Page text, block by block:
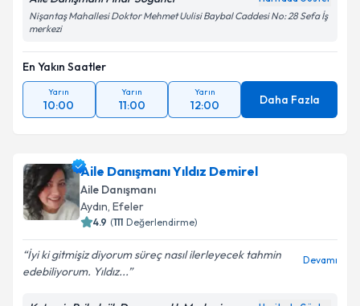
Aile Danışmanı Pınar Soğancı
Nişantaş Mahallesi Doktor Mehmet Uulisi Baybal Caddesi No: 28 Sefa İş
En Yakın Saatler
Yarın
10:00
Yarın
11:00
Yarın
12:00 Daha Fazla
Aile Danışmanı Yıldız Demirel
Aile Danışmanı
Aydın,Efeler
( Değerlendirme)
İyi ki gitmişiz diyorum süreç nasıl ilerleyecek tahmin
edebiliyorum. Yıldız...